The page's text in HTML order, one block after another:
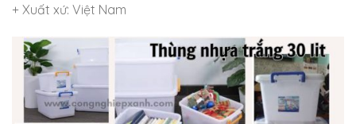
+ Xuất xứ: Việt Nam